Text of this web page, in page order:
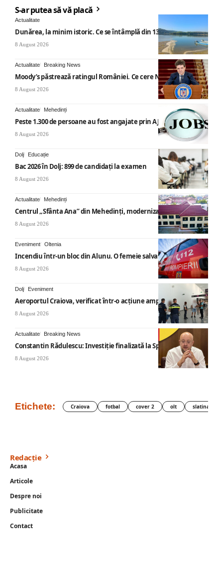
S-ar putea să vă placă
Actualitate
Dunărea, la minim istoric. Ce se întâmplă din 13 august
8 August 2026
Actualitate Breaking News
Moody’s păstrează ratingul României. Ce cere Nicușor Dan
8 August 2026
Actualitate Mehedinți
Peste 1.300 de persoane au fost angajate prin AJOFM Mehedinți
8 August 2026
Dolj Educație
Bac 2026 în Dolj: 899 de candidați la examen
8 August 2026
Actualitate Mehedinți
Centrul „Sfânta Ana” din Mehedinți, modernizat
8 August 2026
Eveniment Oltenia
Incendiu într-un bloc din Alunu. O femeie salvată
8 August 2026
Dolj Eveniment
Aeroportul Craiova, verificat într-o acțiune amplă
8 August 2026
Actualitate Breaking News
Constantin Rădulescu: Investiție finalizată la Spitalul Mihăești
8 August 2026
Etichete: Craiova fotbal cover 2 olt slatina
Redacție
Acasa
Articole
Despre noi
Publicitate
Contact